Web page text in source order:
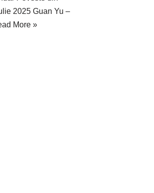
2025 Guan Yu –
More »